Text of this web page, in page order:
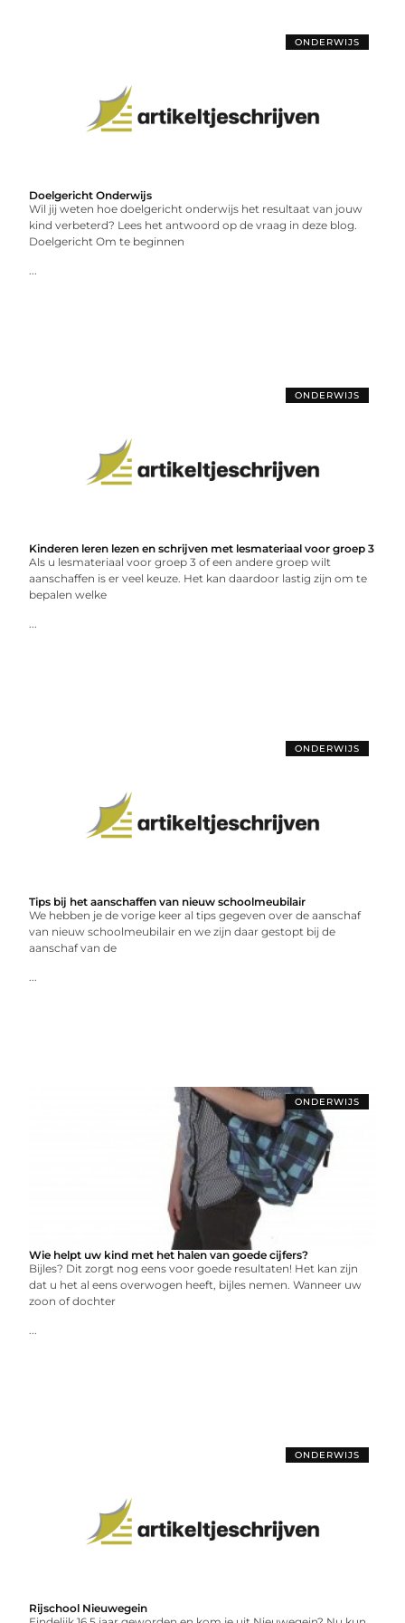
ONDERWIJS
Doelgericht Onderwijs
Wil jij weten hoe doelgericht onderwijs het resultaat van jouw
kind verbeterd? Lees het antwoord op de vraag in deze blog.
Doelgericht Om te beginnen
...
ONDERWIJS
Kinderen leren lezen en schrijven met lesmateriaal voor groep 3
Als u lesmateriaal voor groep 3 of een andere groep wilt
aanschaffen is er veel keuze. Het kan daardoor lastig zijn om te
bepalen welke
...
ONDERWIJS
Tips bij het aanschaffen van nieuw schoolmeubilair
We hebben je de vorige keer al tips gegeven over de aanschaf
van nieuw schoolmeubilair en we zijn daar gestopt bij de
aanschaf van de
...
ONDERWIJS
Wie helpt uw kind met het halen van goede cijfers?
Bijles? Dit zorgt nog eens voor goede resultaten! Het kan zijn
dat u het al eens overwogen heeft, bijles nemen. Wanneer uw
zoon of dochter
...
ONDERWIJS
Rijschool Nieuwegein